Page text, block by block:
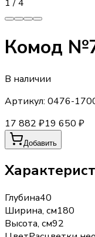
1 /4
Комод
В наличии
Артикул: 0476-
17 882 ₽19 650 ₽
Добавить
Глубина40
Ширина, см180
Высота, см92